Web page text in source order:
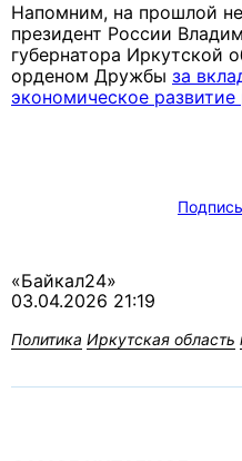
Напомним, на прошлой
президент России
губернатора Иркутской
орденом Дружбы за
экономическое развитие
«Байкал24»
03.04.2026 21:19
Политика Иркутская область